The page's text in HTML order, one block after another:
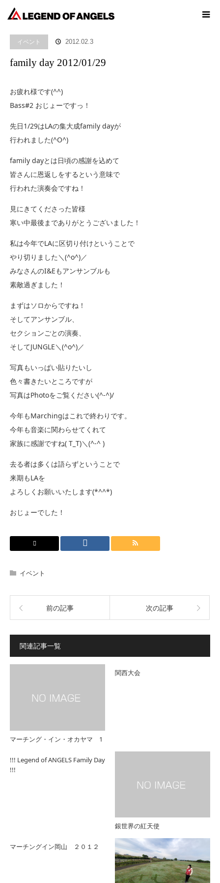
ブログ
イベント family day 2012/01/29
イベント 2012.02.3
family day 2012/01/29
お疲れ様です(^^)
Bass#2 おじょーですっ！
先日1/29はLAの集大成family dayが
行われました(^O^)
family dayとは日頃の感謝を込めて
皆さんに恩返しをするという意味で
行われた演奏会ですね！
見にきてくださった皆様
寒い中最後までありがとうございました！
私は今年でLAに区切り付けということで
やり切りました＼(^o^)／
みなさんのI&Eもアンサンブルも
素敵過ぎました！
まずはソロからですね！
そしてアンサンブル、
セクションごとの演奏、
そしてJUNGLE＼(^o^)／
写真もいっぱい貼りたいし
色々書きたいところですが
写真はPhotoをご覧ください(^-^)/
今年もMarchingはこれで終わりです。
今年も音楽に関わらせてくれて
家族に感謝ですね( T_T)＼(^-^ )
去る者は多くは語らずということで
来期もLAを
よろしくお願いいたします(*^^*)
おじょーでした！
イベント
前の記事 次の記事
関連記事一覧
マーチング・イン・オカヤマ 1
関西大会
!!! Legend of ANGELS Family Day
!!!
銀世界の紅天使
マーチングイン岡山 ２０１２